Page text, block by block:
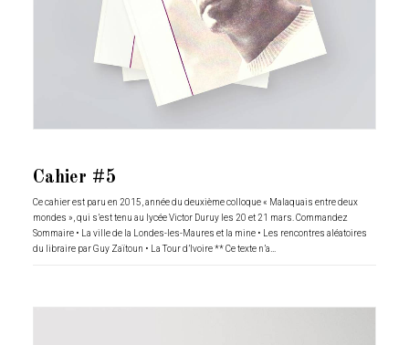
Cahier #5
Ce cahier est paru en 2015, année du deuxième colloque « Malaquais entre deux
mondes », qui s’est tenu au lycée Victor Duruy les 20 et 21 mars. Commandez
Sommaire • La ville de la Londes-les-Maures et la mine • Les rencontres aléatoires
du libraire par Guy Zaïtoun • La Tour d’Ivoire ** Ce texte n’a…